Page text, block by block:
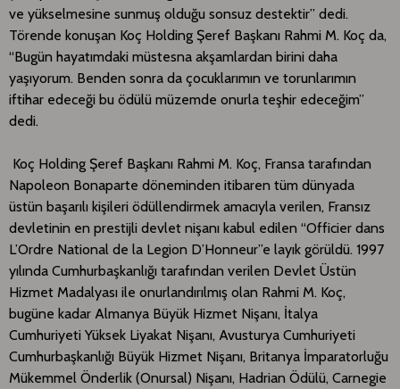
ve yükselmesine sunmuş olduğu sonsuz destektir” dedi.
Törende konuşan Koç Holding Şeref Başkanı Rahmi M. Koç da,
“Bugün hayatımdaki müstesna akşamlardan birini daha
yaşıyorum. Benden sonra da çocuklarımın ve torunlarımın
iftihar edeceği bu ödülü müzemde onurla teşhir edeceğim”
dedi.
Koç Holding Şeref Başkanı Rahmi M. Koç, Fransa tarafından
Napoleon Bonaparte döneminden itibaren tüm dünyada
üstün başarılı kişileri ödüllendirmek amacıyla verilen, Fransız
devletinin en prestijli devlet nişanı kabul edilen “Officier dans
L’Ordre National de la Legion D’Honneur”e layık görüldü. 1997
yılında Cumhurbaşkanlığı tarafından verilen Devlet Üstün
Hizmet Madalyası ile onurlandırılmış olan Rahmi M. Koç,
bugüne kadar Almanya Büyük Hizmet Nişanı, İtalya
Cumhuriyeti Yüksek Liyakat Nişanı, Avusturya Cumhuriyeti
Cumhurbaşkanlığı Büyük Hizmet Nişanı, Britanya İmparatorluğu
Mükemmel Önderlik (Onursal) Nişanı, Hadrian Ödülü, Carnegie